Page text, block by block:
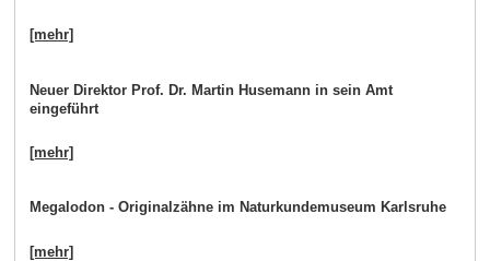
[mehr]
Neuer Direktor Prof. Dr. Martin Husemann in sein Amt
eingeführt
[mehr]
Megalodon - Originalzähne im Naturkundemuseum Karlsruhe
[mehr]